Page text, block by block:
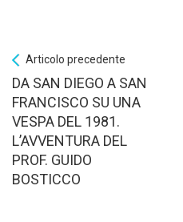
Articolo precedente
DA SAN DIEGO A SAN
FRANCISCO SU UNA
VESPA DEL 1981.
L’AVVENTURA DEL
PROF. GUIDO
BOSTICCO